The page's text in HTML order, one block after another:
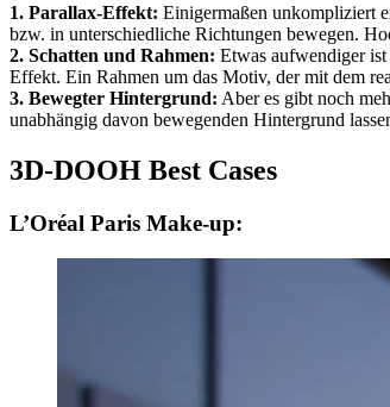
1. Parallax-Effekt: Einigermaßen unkompliziert
bzw. in unterschiedliche Richtungen bewegen.
2. Schatten und Rahmen: Etwas aufwendiger
Effekt. Ein Rahmen um das Motiv, der mit dem
3. Bewegter Hintergrund: Aber es gibt noch
unabhängig davon bewegenden Hintergrund
3D-DOOH Best Cases
L’Oréal Paris Make-up: